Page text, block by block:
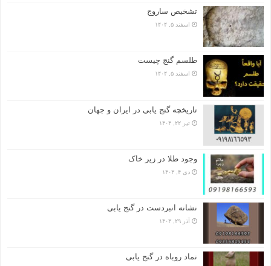
تشخیص ساروج
اسفند ۵, ۱۴۰۴
طلسم گنج چیست
اسفند ۵, ۱۴۰۴
تاریخچه گنج‌ یابی در ایران و جهان
تیر ۲۲, ۱۴۰۴
وجود طلا در زیر خاک
دی ۴, ۱۴۰۳
نشانه انبردست در گنج یابی
آذر ۲۹, ۱۴۰۳
نماد روباه در گنج یابی